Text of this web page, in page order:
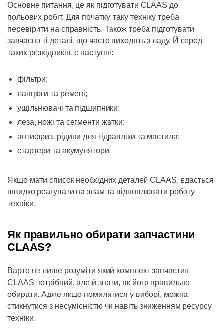
Основне питання, це як підготувати CLAAS до
польових робіт. Для початку, таку техніку треба
перевірити на справність. Також треба підготувати
завчасно ті деталі, що часто виходять з ладу. Й серед
таких розхідників, є наступні:
фільтри;
ланцюги та ремені;
ущільнювачі та підшипники;
леза, ножі та сегменти жатки;
антифриз, рідини для гідравліки та мастила;
стартери та акумулятори.
Якщо мати список необхідних деталей CLAAS, вдасться
швидко реагувати на злам та відновлювати роботу
техніки.
Як правильно обирати запчастини
CLAAS?
Варто не лише розуміти який комплект запчастин
CLAAS потрібний, але й знати, як його правильно
обирати. Адже якщо помилитися у виборі, можна
стикнутися з несумісністю чи навіть зниженням ресурсу
техніки.